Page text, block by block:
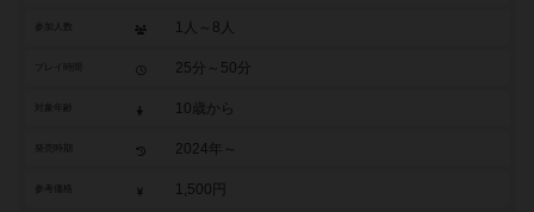
参加人数 1人～8人
25分～50分
10歳から
2024年～
参考価格 1,500円